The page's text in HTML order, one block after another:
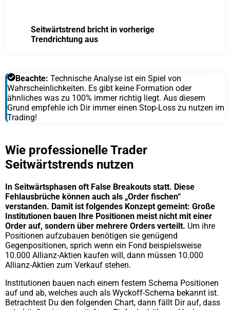
Seitwärtstrend bricht in vorherige
Trendrichtung aus
Beachte: Technische Analyse ist ein Spiel von
Wahrscheinlichkeiten. Es gibt keine Formation oder
ähnliches was zu 100% immer richtig liegt. Aus diesem
Grund empfehle ich Dir immer einen Stop-Loss zu nutzen im
Trading!
Wie professionelle Trader
Seitwärtstrends nutzen
In Seitwärtsphasen oft False Breakouts statt. Diese
Fehlausbrüche können auch als „Order fischen“
verstanden. Damit ist folgendes Konzept gemeint: Große
Institutionen bauen Ihre Positionen meist nicht mit einer
Order auf, sondern über mehrere Orders verteilt. Um ihre
Positionen aufzubauen benötigen sie genügend
Gegenpositionen, sprich wenn ein Fond beispielsweise
10.000 Allianz-Aktien kaufen will, dann müssen 10.000
Allianz-Aktien zum Verkauf stehen.
Institutionen bauen nach einem festem Schema Positionen
auf und ab, welches auch als Wyckoff-Schema bekannt ist.
Betrachtest Du den folgenden Chart, dann fällt Dir auf, dass